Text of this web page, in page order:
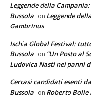
Leggende della
Bussola on Leggende
Gambrinus
Ischia Global Festival:
Bussola on “Un Posto al
Ludovica Nasti nei panni
Cercasi candidati esenti
Bussola on Roberto Bolle